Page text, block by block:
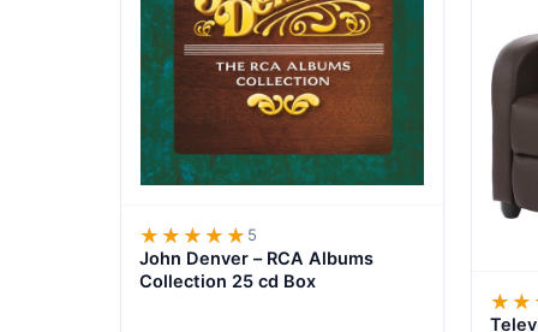
★★★★★
★★★★★ 5
John Denver – RCA Albums
Collection 25 cd Box